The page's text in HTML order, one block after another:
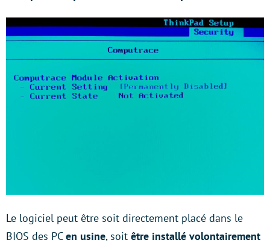
Le logiciel peut être soit directement placé dans le
BIOS des PCen usine, soit être installé volontairement